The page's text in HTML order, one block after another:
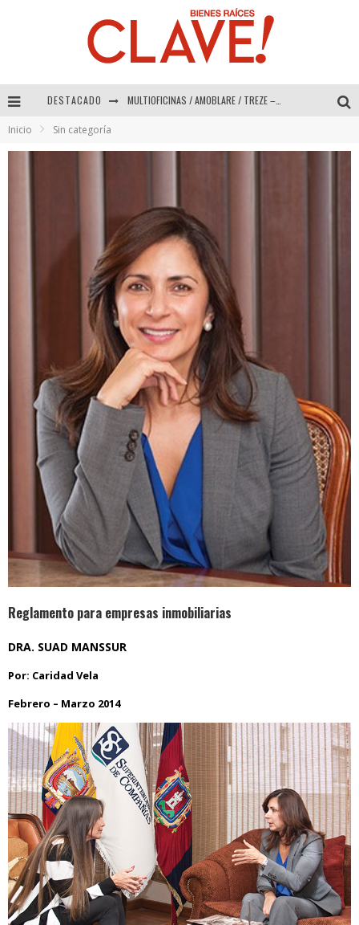
DESTACADO
Inicio Sin categoría
Reglamento para empresas inmobiliarias
DRA. SUAD MANSSUR
Por: Caridad Vela
Febrero – Marzo 2014